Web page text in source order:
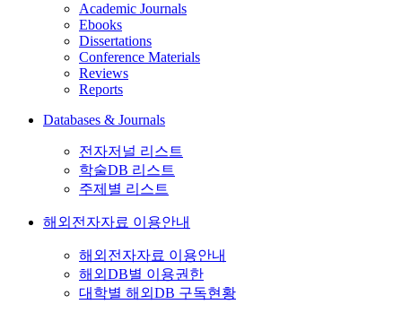
Academic Journals
Ebooks
Dissertations
Conference Materials
Reviews
Reports
Databases & Journals
전자저널 리스트
학술DB 리스트
주제별 리스트
해외전자자료 이용안내
해외전자자료 이용안내
해외DB별 이용권한
대학별 해외DB 구독현황